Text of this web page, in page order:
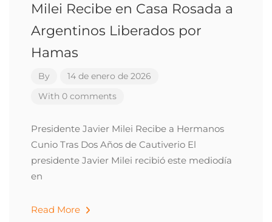
Milei Recibe en Casa Rosada a
Argentinos Liberados por
Hamas
By
14 de enero de 2026
With 0 comments
Presidente Javier Milei Recibe a Hermanos
Cunio Tras Dos Años de Cautiverio El
presidente Javier Milei recibió este mediodía
en
Read More